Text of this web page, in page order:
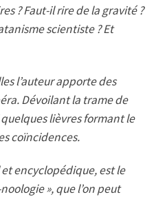
? Faut-il rire de la gravité ?
scientiste ? Et
l’auteur apporte des
Dévoilant la trame de
lièvres formant le
coïncidences.
encyclopédique, est le
», que l’on peut